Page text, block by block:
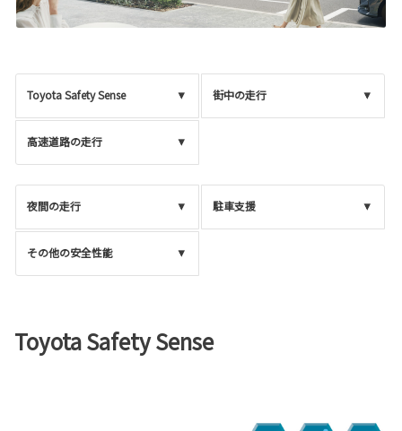
Toyota Safety Sense 街中の走行
高速道路の走行
夜間の走行 駐車支援
その他の安全性能
Toyota Safety Sense